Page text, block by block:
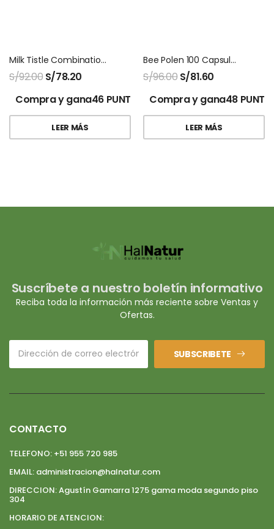
Milk Tistle Combination Natures Sunshine
S/92.00 S/78.20
Compra y gana46 PUNTOS!
LEER MÁS
Bee Polen 100 Capsulas Natures Sunshine
S/96.00 S/81.60
Compra y gana48
LEER MÁS
Suscríbete a nuestro boletín informativo
Reciba toda la información más reciente sobre Ventas y
Ofertas.
SUBSCRIBETE
CONTACTO
TELEFONO: +51 955 720 985
EMAIL: administracion@halnatur.com
DIRECCION:Agustín Gamarra 1275 gama moda segundo piso
304
HORARIO DE ATENCION: